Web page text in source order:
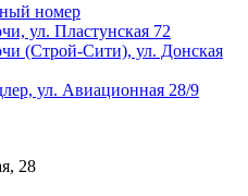
номер
ул. Пластунская 72
(Строй-Сити), ул. Донская
ул. Авиационная 28/9
28